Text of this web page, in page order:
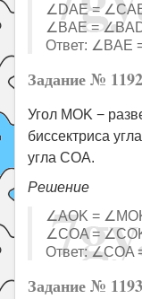
∠DAE =
∠BAE =
Ответ: ∠BAE
Задание № 1192
Угол MOK −
биссектриса
угла COA.
Решение
∠AOK =
∠COA =
Ответ: ∠COA
Задание № 1193